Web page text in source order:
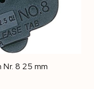
Wahl 03150-001 Aufsteckkamm Nr. 8 25 mm